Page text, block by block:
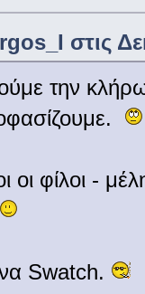
στις
την
οι φίλοι -
Swatch.